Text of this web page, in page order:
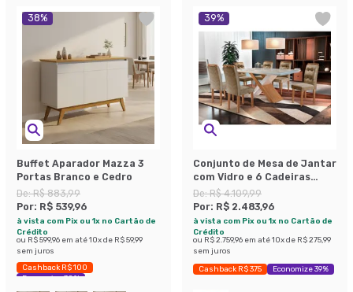
38%
Buffet Aparador Mazza 3
Portas Branco e Cedro
De:R$ 883,99
Por: R$ 539,96
à vista com Pix ou 1x no Cartão de
Crédito
ou R$ 599,96 em até10x de R$ 59,99
sem juros
Cashback R$ 100
Economize 38%
39%
Conjunto de Mesa de Jantar
com Vidro e 6 Cadeiras
Imperatriz Suede Off White
e Chocolate
De:R$ 4.109,99
Por: R$ 2.483,96
à vista com Pix ou 1x no Cartão de
Crédito
ou R$ 2.759,96 em até10x de R$ 275,99
sem juros
Cashback R$ 375 Economize 39%